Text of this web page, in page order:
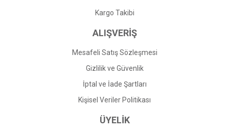
Kargo Takibi
ALIŞVERİŞ
Mesafeli Satış Sözleşmesi
Gizlilik ve Güvenlik
İptal ve İade Şartları
Kişisel Veriler Politikası
ÜYELİK